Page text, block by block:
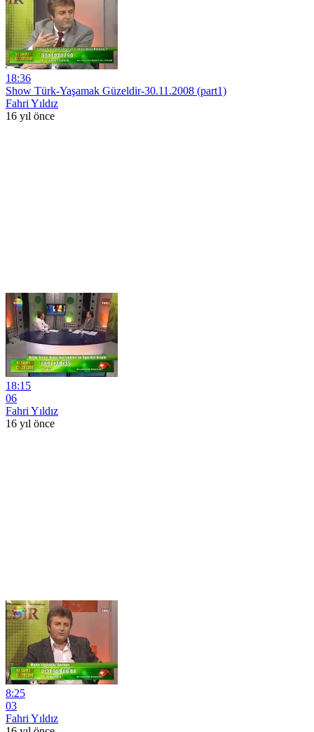
18:36
Show Türk-Yaşamak Güzeldir-30.11.2008 (part1)
Fahri Yıldız
16 yıl önce
18:15
06
Fahri Yıldız
16 yıl önce
8:25
03
Fahri Yıldız